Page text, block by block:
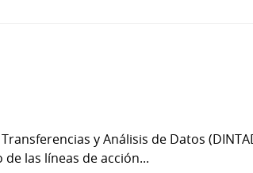
y Análisis de Datos
las líneas de acción...